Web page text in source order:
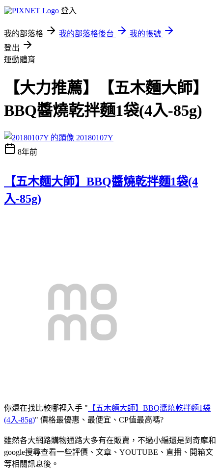
登入
我的部落格 我的部落格後台
我的帳號
登出
運動體育
【大力推薦】【五木麵大師】
BBQ醬燒乾拌麵1袋(4入-85g)
20180107Y
8年前
【五木麵大師】BBQ醬燒乾拌麵1袋(4
入-85g)
你還在找比較哪裡入手 " 【五木麵大師】BBQ醬燒乾拌麵1袋
(4入-85g)" 價格最優惠、最便宜、CP值最高嗎?
雖然各大網路購物通路大多有在販賣，不過小編還是到奇摩和
google搜尋查看一些評價、文章、YOUTUBE、直播、開箱文
等相關訊息後。